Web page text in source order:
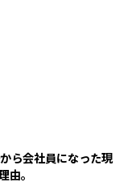
ら会社員になった現
由。